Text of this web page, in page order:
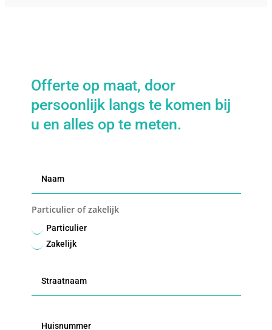
Offerte op maat, door
persoonlijk langs te komen bij
u en alles op te meten.
Particulier of zakelijk
Particulier
Zakelijk